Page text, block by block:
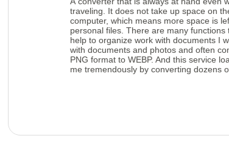
traveling. It does not take up space on
computer, which means more space is
personal files. There are many functions
help to organize work with documents I
with documents and photos and often
PNG format to WEBP. And this service
me tremendously by converting dozens